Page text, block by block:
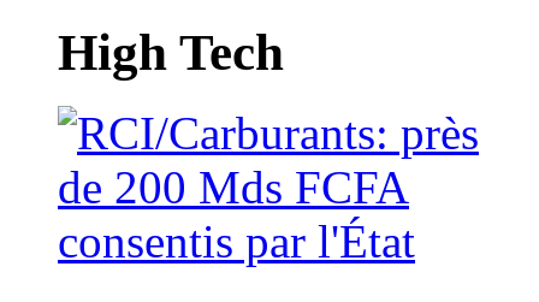
High Tech